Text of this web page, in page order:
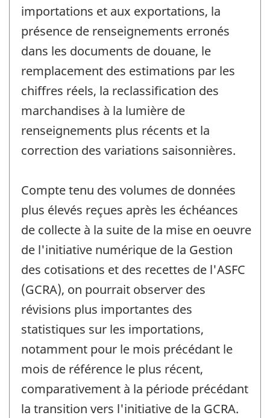
importations et aux exportations, la
présence de renseignements erronés
dans les documents de douane, le
remplacement des estimations par les
chiffres réels, la reclassification des
marchandises à la lumière de
renseignements plus récents et la
correction des variations saisonnières.
Compte tenu des volumes de données
plus élevés reçues après les échéances
de collecte à la suite de la mise en oeuvre
de l'initiative numérique de la Gestion
des cotisations et des recettes de l'ASFC
(GCRA), on pourrait observer des
révisions plus importantes des
statistiques sur les importations,
notamment pour le mois précédant le
mois de référence le plus récent,
comparativement à la période précédant
la transition vers l'initiative de la GCRA.